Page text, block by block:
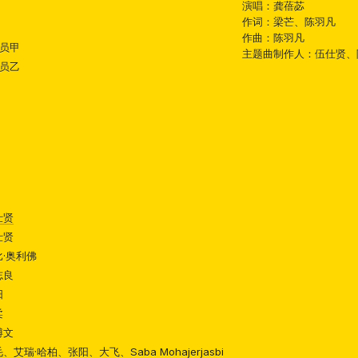
甲
乙
演唱：龚蓓苾
作词：梁芒、陈羽凡
作曲：陈羽凡
主题曲制作人：伍仕贤
贤
贤
奥利佛
良
文
、艾瑞·哈柏、张阳、大飞、Saba Mohajerjasbi